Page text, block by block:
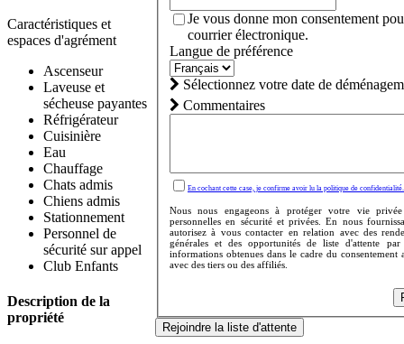
Caractéristiques et
espaces d'agrément
Ascenseur
Laveuse et
sécheuse payantes
Réfrigérateur
Cuisinière
Eau
Chauffage
Chats admis
Chiens admis
Stationnement
Personnel de
sécurité sur appel
Club Enfants
Description de la
propriété
Je vous donne mon consentement
courrier électronique.
Langue de préférence
Sélectionnez votre date de
Commentaires
En cochant cette case, je confirme avoir lu la politique de confidentialité.
Nous nous engageons à protéger votre vie
personnelles en sécurité et privées. En nous
autorisez à vous contacter en relation avec des
générales et des opportunités de liste d'attente
informations obtenues dans le cadre du consentement
avec des tiers ou des affiliés.
Rejoindre la liste d'attente